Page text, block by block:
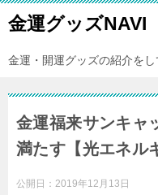
金運グッズNAVI
金運・開運グッズの紹介をし
金運福来サンキャ
満たす【光エネル
公開日： 2019年12月13日